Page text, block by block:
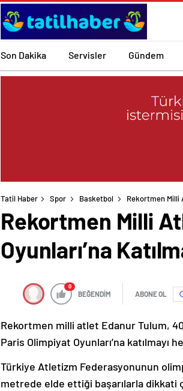
Son Dakika Servisler Gündem
Tatil Haber Spor Basketbol Rekortmen Milli
Rekortmen Milli
Oyunları’na
0
BEĞENDİM ABONE OL
Rekortmen milli atlet Edanur Tulum,
Paris Olimpiyat Oyunları’na katılmayı
Türkiye Atletizm Federasyonunun
metrede elde ettiği başarılarla dikkati